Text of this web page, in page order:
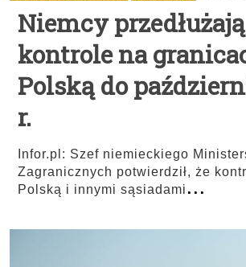
Niemcy przedłużają
kontrole na
Polską do
r.
Infor.pl: Szef niemieckiego
Zagranicznych potwierdził, że
Polską i innymi sąsiadami ...